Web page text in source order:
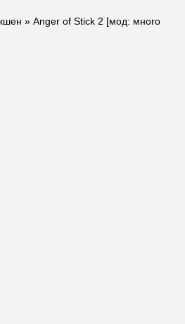
» Anger of Stick 2 [мод: много